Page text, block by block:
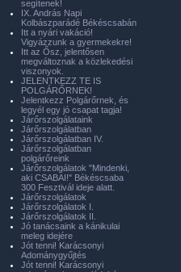
segítenek!
IX. András Napi
Kolbászparádé Békéscsabán
Itt a nyári vakáció!
Vigyázzunk a gyermekekre!
Itt az Ősz, jelentősen
megváltoznak a közlekedési
viszonyok.
JELENTKEZZ TE IS
POLGÁRŐRNEK!
Jelentkezz Polgárőrnek, és
legyél egy jó csapat tagja!
Járőrszolgálataink
Járőrszolgálatban
Járőrszolgálatban IV.
Járőrszolgálatban
polgárőreink
Járőrszolgálatok "Mindenki,
aki CSABAI!" Békéscsaba
300 Fesztivál ideje alatt.
Járőrszolgálatok
Járőrszolgálatok I.
Járőrszolgálatok II.
Jó tanácsaink a kánikulai
meleg idejére
Jót tenni! Karácsonyi
Adománygyűjtés
Jót tenni! Karácsonyi